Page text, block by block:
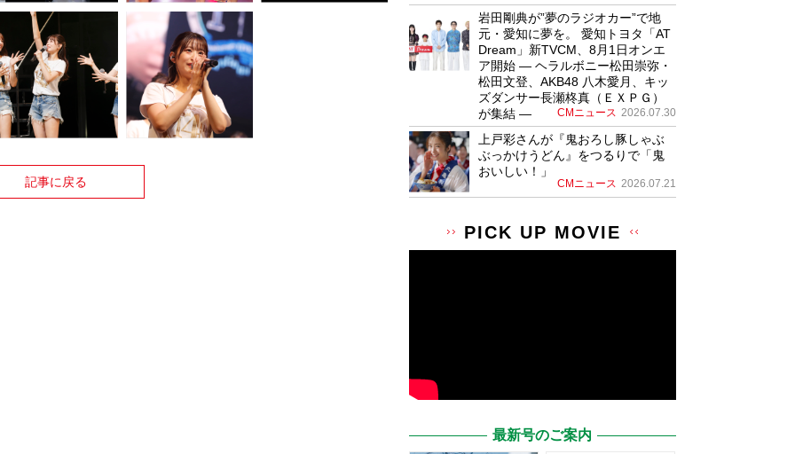
記事に戻る
岩田剛典が”夢のラジオカー”で地
元・愛知に夢を。 愛知トヨタ「AT
Dream」新TVCM、8月1日オンエ
ア開始 ― ヘラルボニー松田崇弥・
松田文登、AKB48 八木愛月、キッ
ズダンサー長瀬柊真（ＥＸＰＧ）
が集結 ―
CMニュース 2026.07.30
上戸彩さんが『鬼おろし豚しゃぶ
ぶっかけうどん』をつるりで「鬼
おいしい！」
CMニュース 2026.07.21
PICK UP MOVIE
最新号のご案内